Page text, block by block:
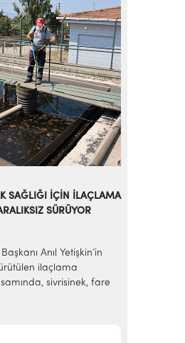
SAĞLIĞI İÇİN İLAÇLAMA
SÜRÜYOR
Anıl Yetişkin’in
ilaçlama
sivrisinek, fare